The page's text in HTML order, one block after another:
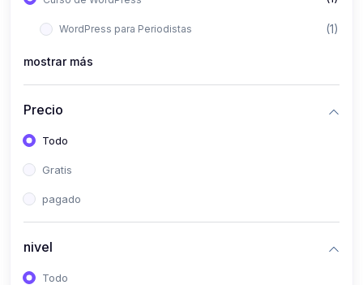
WordPress para Periodistas (1)
mostrar más
Precio
Todo
Gratis
pagado
nivel
Todo